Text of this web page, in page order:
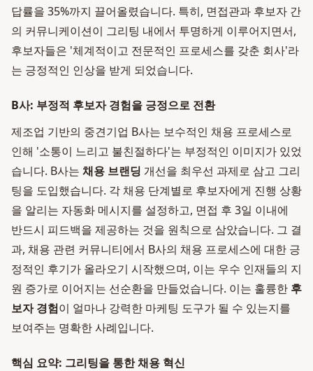
답률을 35%까지 끌어올렸습니다. 특히, 면접관과 후보자 간
의 커뮤니케이션이 그리팅 내에서 투명하게 이루어지면서,
후보자들은 '체계적이고 전문적인 프로세스를 갖춘 회사'라
는 긍정적인 인상을 받게 되었습니다.
B사: 부정적 후보자 경험을 긍정으로 전환
제조업 기반의 중견기업 B사는 보수적인 채용 프로세스로
인해 '소통이 느리고 불친절하다'는 부정적인 이미지가 있었
습니다. B사는 채용 브랜딩 개선을 최우선 과제로 삼고 그리
팅을 도입했습니다. 각 채용 단계별로 후보자에게 진행 상황
을 알리는 자동화 메시지를 설정하고, 면접 후 3일 이내에
반드시 피드백을 제공하는 것을 원칙으로 삼았습니다. 그 결
과, 채용 관련 커뮤니티에서 B사의 채용 프로세스에 대한 긍
정적인 후기가 올라오기 시작했으며, 이는 우수 인재들의 지
원 증가로 이어지는 선순환을 만들었습니다. 이는 훌륭한 후
보자 경험이 얼마나 강력한 마케팅 도구가 될 수 있는지를
보여주는 명확한 사례입니다.
핵심 요약: 그리팅을 통한 채용 혁신